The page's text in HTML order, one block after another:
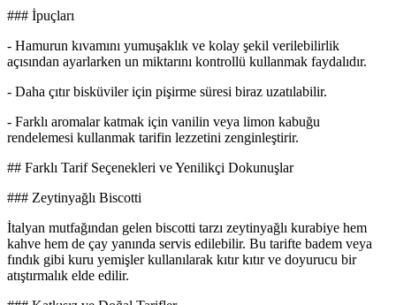
### İpuçları
- Hamurun kıvamını yumuşaklık ve kolay şekil verilebilirlik
açısından ayarlarken un miktarını kontrollü kullanmak faydalıdır.
- Daha çıtır bisküviler için pişirme süresi biraz uzatılabilir.
- Farklı aromalar katmak için vanilin veya limon kabuğu
rendelemesi kullanmak tarifin lezzetini zenginleştirir.
## Farklı Tarif Seçenekleri ve Yenilikçi Dokunuşlar
### Zeytinyağlı Biscotti
İtalyan mutfağından gelen biscotti tarzı zeytinyağlı kurabiye hem
kahve hem de çay yanında servis edilebilir. Bu tarifte badem veya
fındık gibi kuru yemişler kullanılarak kıtır kıtır ve doyurucu bir
atıştırmalık elde edilir.